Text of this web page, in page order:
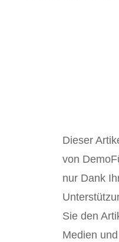
Dieser
von
nur Dank
Sie den
Medien